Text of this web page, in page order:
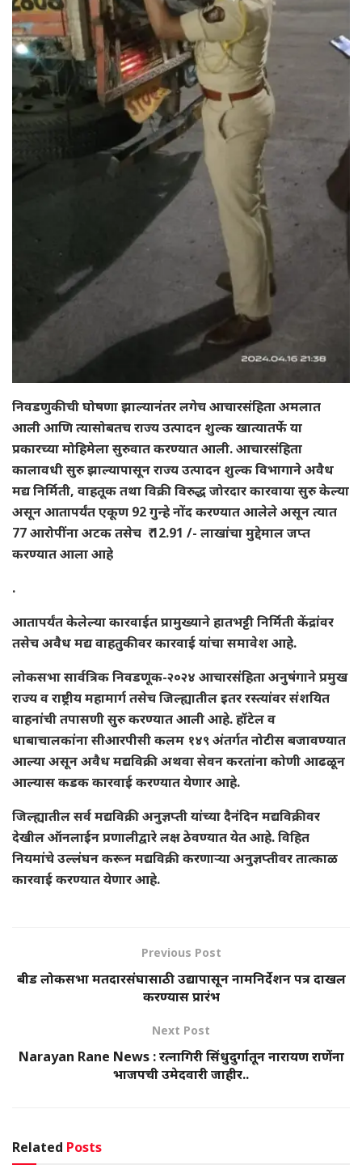
निवडणुकीची घोषणा झाल्यानंतर लगेच आचारसंहिता अमलात
आली आणि त्यासोबतच राज्य उत्पादन शुल्क खात्यातर्फे या
प्रकारच्या मोहिमेला सुरुवात करण्यात आली. आचारसंहिता
कालावधी सुरु झाल्यापासून राज्य उत्पादन शुल्क विभागाने अवैध
मद्य निर्मिती, वाहतूक तथा विक्री विरुद्ध जोरदार कारवाया सुरु केल्या
असून आतापर्यंत एकूण 92 गुन्हे नोंद करण्यात आलेले असून त्यात
77 आरोपींना अटक तसेच ₹ 12.91 /- लाखांचा मुद्देमाल जप्त
करण्यात आला आहे
.
आतापर्यंत केलेल्या कारवाईत प्रामुख्याने हातभट्टी निर्मिती केंद्रांवर
तसेच अवैध मद्य वाहतुकीवर कारवाई यांचा समावेश आहे.
लोकसभा सार्वत्रिक निवडणूक-२०२४ आचारसंहिता अनुषंगाने प्रमुख
राज्य व राष्ट्रीय महामार्ग तसेच जिल्ह्यातील इतर रस्त्यांवर संशयित
वाहनांची तपासणी सुरु करण्यात आली आहे. हॉटेल व
धाबाचालकांना सीआरपीसी कलम १४९ अंतर्गत नोटीस बजावण्यात
आल्या असून अवैध मद्यविक्री अथवा सेवन करतांना कोणी आढळून
आल्यास कडक कारवाई करण्यात येणार आहे.
जिल्ह्यातील सर्व मद्यविक्री अनुज्ञप्ती यांच्या दैनंदिन मद्यविक्रीवर
देखील ऑनलाईन प्रणालीद्वारे लक्ष ठेवण्यात येत आहे. विहित
नियमांचे उल्लंघन करून मद्यविक्री करणाऱ्या अनुज्ञप्तीवर तात्काळ
कारवाई करण्यात येणार आहे.
Previous Post
बीड लोकसभा मतदारसंघासाठी उद्यापासून नामनिर्देशन पत्र दाखल
करण्यास प्रारंभ
Next Post
Narayan Rane News : रत्नागिरी सिंधुदुर्गातून नारायण राणेंना
भाजपची उमेदवारी जाहीर..
Related Posts